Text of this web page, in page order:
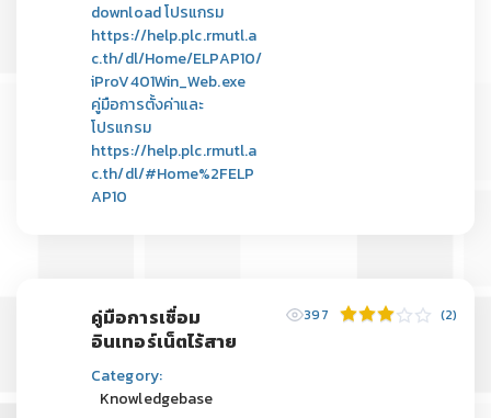
download โปรแกรม
https://help.plc.rmutl.a
c.th/dl/Home/ELPAP10/
iProV401Win_Web.exe
คู่มือการตั้งค่าและ
โปรแกรม
https://help.plc.rmutl.a
c.th/dl/#Home%2FELP
AP10
คู่มือการเชื่อม
อินเทอร์เน็ตไร้สาย
Category:
Knowledgebase
397 (2)